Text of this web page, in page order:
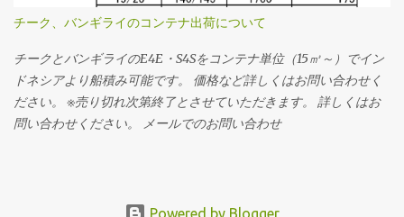
チーク、バンギライのコンテナ出荷について
チークとバンギライのE4E・S4Sをコンテナ単位（15㎥～）でイン
ドネシアより船積み可能です。 価格など詳しくはお問い合わせく
ださい。 ※売り切れ次第終了とさせていただきます。 詳しくはお
問い合わせください。 メールでのお問い合わせ
Powered by Blogger